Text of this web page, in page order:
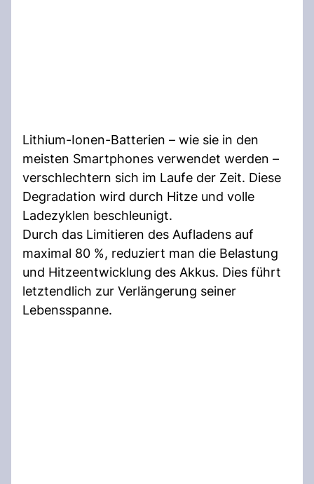
Lithium-Ionen-Batterien – wie sie in den
meisten Smartphones verwendet werden –
verschlechtern sich im Laufe der Zeit. Diese
Degradation wird durch Hitze und volle
Ladezyklen beschleunigt.
Durch das Limitieren des Aufladens auf
maximal 80 %, reduziert man die Belastung
und Hitzeentwicklung des Akkus. Dies führt
letztendlich zur Verlängerung seiner
Lebensspanne.